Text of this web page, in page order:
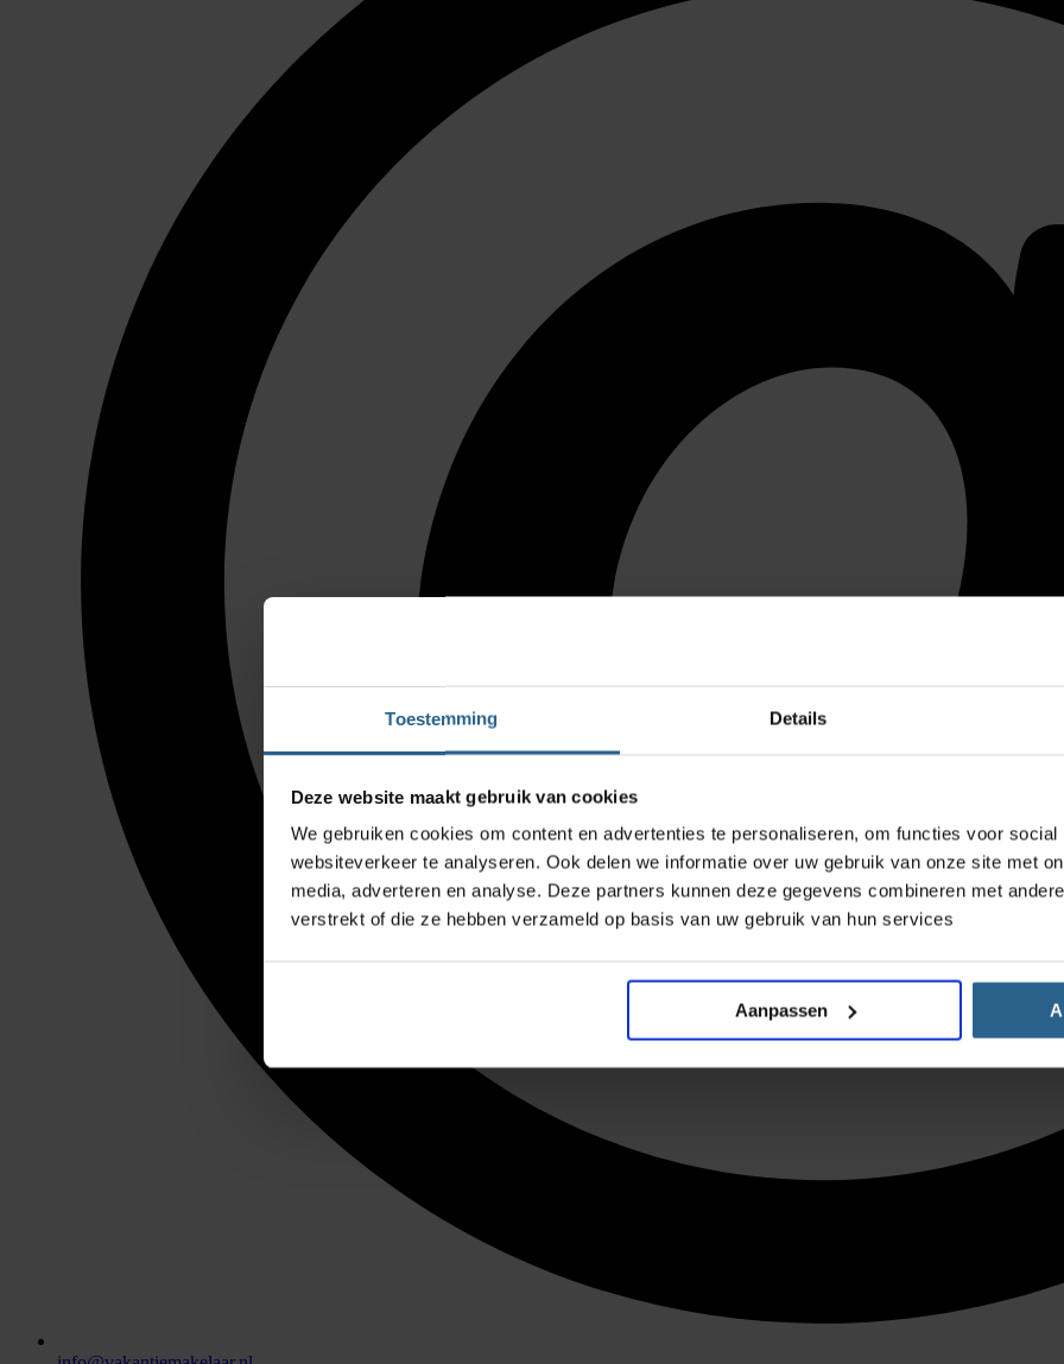
Toestemming Details
Deze website maakt gebruik van cookies
We gebruiken cookies om content en advertenties te personaliseren, om functies voor
websiteverkeer te analyseren. Ook delen we informatie over uw gebruik van onze site met
media, adverteren en analyse. Deze partners kunnen deze gegevens combineren met
verstrekt of die ze hebben verzameld op basis van uw gebruik van hun services
Aanpassen